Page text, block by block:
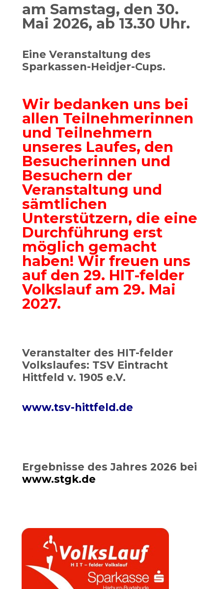
am Samstag, den 30.
Mai 2026, ab 13.30 Uhr.
Eine Veranstaltung des
Sparkassen-Heidjer-Cups.
Wir bedanken uns bei
allen Teilnehmerinnen
und Teilnehmern
unseres Laufes, den
Besucherinnen und
Besuchern der
Veranstaltung und
sämtlichen
Unterstützern, die eine
Durchführung erst
möglich gemacht
haben! Wir freuen uns
auf den 29. HIT-felder
Volkslauf am 29. Mai
2027.
Veranstalter des HIT-felder
Volkslaufes: TSV Eintracht
Hittfeld v. 1905 e.V.
www.tsv-hittfeld.de
Ergebnisse des Jahres 2026 bei
www.stgk.de